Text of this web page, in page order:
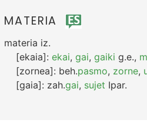
MATERIA
materia iz.
[ekaia]: ekai, gai, gaiki g.e.,
[zornea]: beh.pasmo, zorne,
[gaia]: zah.gai, sujet Ipar.